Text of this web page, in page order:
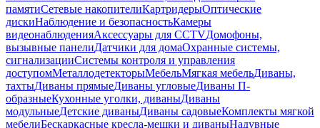
памятиСетевые накопителиКартридерыОптические
дискиНаблюдение и безопасностьКамеры
видеонаблюденияАксессуары для CCTVДомофоны,
вызывные панелиДатчики для домаОхранные системы,
сигнализацииСистемы контроля и управления
доступомМеталлодетекторыМебельМягкая мебельДиваны,
тахтыДиваны прямыеДиваны угловыеДиваны П-
образныеКухонные уголки, диваныДиваны
модульныеДетские диваныДиваны садовыеКомплекты мягкой
мебелиБескаркасные кресла-мешки и диваныНадувные